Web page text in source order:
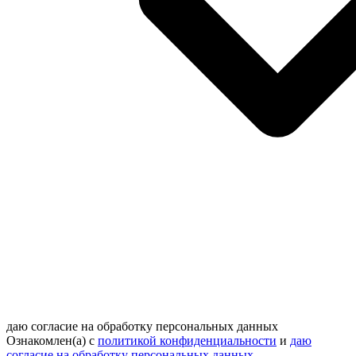
даю согласие на обработку персональных данных
Ознакомлен(а) с политикой конфиденциальности и даю